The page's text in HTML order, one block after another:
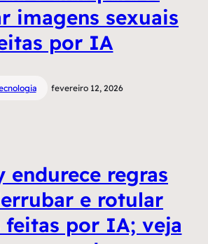
imagens sexuais
por IA
fevereiro 12, 2026
endurece regras
e rotular
feitas por IA; veja